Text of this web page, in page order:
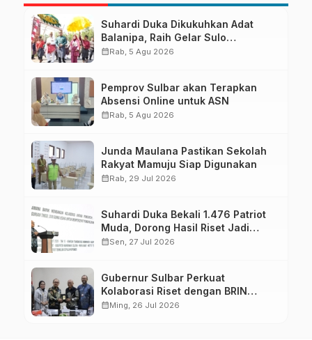
Suhardi Duka Dikukuhkan Adat
Balanipa, Raih Gelar Sulo
Tappidena
calendar_monthRab, 5 Agu 2026
Pemprov Sulbar akan Terapkan
Absensi Online untuk ASN
calendar_monthRab, 5 Agu 2026
Junda Maulana Pastikan Sekolah
Rakyat Mamuju Siap Digunakan
calendar_monthRab, 29 Jul 2026
Suhardi Duka Bekali 1.476 Patriot
Muda, Dorong Hasil Riset Jadi
Dasar Kebijakan Transmigrasi
calendar_monthSen, 27 Jul 2026
Gubernur Sulbar Perkuat
Kolaborasi Riset dengan BRIN
untuk Mendukung Pembangunan
calendar_monthMing, 26 Jul 2026